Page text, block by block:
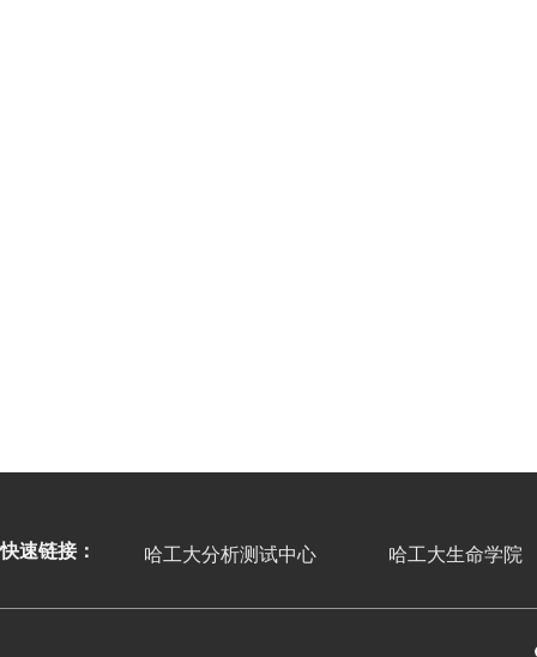
快速链接： 哈工大分析测试中心 哈工大生命学院